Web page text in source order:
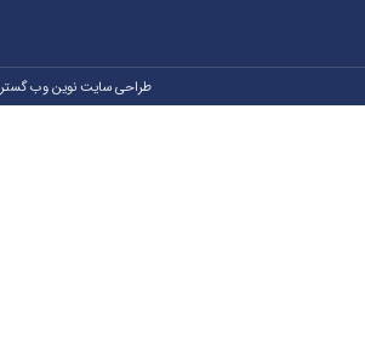
طراحی سایت نوین وب گستر